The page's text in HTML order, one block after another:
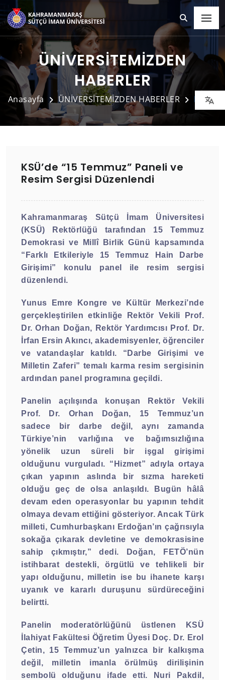
ÜNİVERSİTEMİZDEN
HABERLER
Anasayfa ÜNİVERSİTEMİZDEN HABERLER Detay
KSÜ’de “15 Temmuz” Paneli ve
Resim Sergisi Düzenlendi
Kahramanmaraş Sütçü İmam Üniversitesi
(KSÜ) Rektörlüğü tarafından 15 Temmuz
Demokrasi ve Millî Birlik Günü kapsamında
“Farklı Etkileriyle 15 Temmuz Hain Darbe
Girişimi” konulu panel ile resim sergisi
düzenlendi.
Yunus Emre Kongre ve Kültür Merkezi’nde
gerçekleştirilen etkinliğe Rektör Vekili Prof.
Dr. Orhan Doğan, Rektör Yardımcısı Prof. Dr.
İrfan Ersin Akıncı, akademisyenler, öğrenciler
ve vatandaşlar katıldı. “Darbe Girişimi ve
Milletin Zaferi” temalı karma resim sergisinin
ardından panel programına geçildi.
Panelin açılışında konuşan Rektör Vekili
Prof. Dr. Orhan Doğan, 15 Temmuz’un
sadece bir darbe değil, aynı zamanda
Türkiye’nin varlığına ve bağımsızlığına
yönelik uzun süreli bir işgal girişimi
olduğunu vurguladı. “Hizmet” adıyla ortaya
çıkan yapının aslında bir sızma hareketi
olduğu geç de olsa anlaşıldı. Bugün hâlâ
devam eden operasyonlar bu yapının tehdit
olmaya devam ettiğini gösteriyor. Ancak Türk
milleti, Cumhurbaşkanı Erdoğan’ın çağrısıyla
sokağa çıkarak devletine ve demokrasisine
sahip çıkmıştır,” dedi. Doğan, FETÖ’nün
istihbarat destekli, örgütlü ve tehlikeli bir
yapı olduğunu, milletin ise bu ihanete karşı
uyanık ve kararlı duruşunu sürdüreceğini
belirtti.
Panelin moderatörlüğünü üstlenen KSÜ
İlahiyat Fakültesi Öğretim Üyesi Doç. Dr. Erol
Çetin, 15 Temmuz’un yalnızca bir kalkışma
değil, milletin imanla örülmüş dirilişinin
sembolü olduğunu ifade etti. Nuri Pakdil,